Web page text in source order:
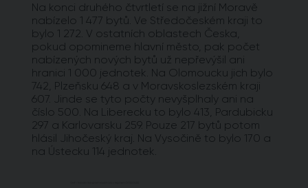
Na konci druhého čtvrtletí se na jižní Moravě
nabízelo 1 477 bytů. Ve Středočeském kraji to
bylo 1 272. V ostatních oblastech Česka,
pokud opomineme hlavní město, pak počet
nabízených nových bytů už nepřevýšil ani
hranici 1 000 jednotek. Na Olomoucku jich bylo
742, Plzeňsku 648 a v Moravskoslezském kraji
607. Jinde se tyto počty nevyšplhaly ani na
číslo 500. Na Liberecku to bylo 413, Pardubicku
297 a Karlovarsku 259. Pouze 217 bytů potom
hlásil Jihočeský kraj. Na Vysočině to bylo 170 a
na Ústecku 114 jednotek.